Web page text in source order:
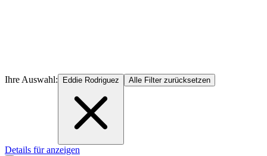
Ihre Auswahl: Eddie Rodriguez Alle Filter zurücksetzen
Details für anzeigen